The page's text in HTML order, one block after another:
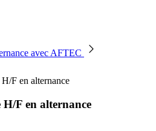
avec AFTEC
F en alternance
F en alternance